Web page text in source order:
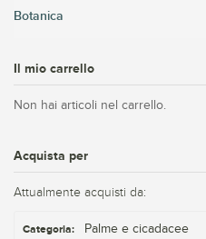
Botanica
Il mio carrello
Non hai articoli nel carrello.
Acquista per
Attualmente acquisti da:
Categoria: Palme e cicadacee